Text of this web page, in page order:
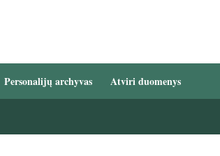
Personalijų archyvas Atviri duomenys